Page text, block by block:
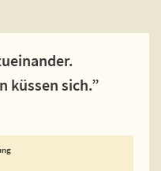
küssen sich.”